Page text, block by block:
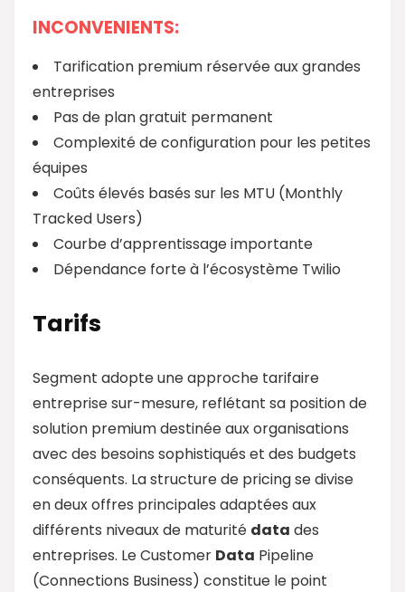
INCONVENIENTS:
Tarification premium réservée aux grandes
entreprises
Pas de plan gratuit permanent
Complexité de configuration pour les petites
équipes
Coûts élevés basés sur les MTU (Monthly
Tracked Users)
Courbe d’apprentissage importante
Dépendance forte à l’écosystème Twilio
Tarifs
Segment adopte une approche tarifaire
entreprise sur-mesure, reflétant sa position de
solution premium destinée aux organisations
avec des besoins sophistiqués et des budgets
conséquents. La structure de pricing se divise
en deux offres principales adaptées aux
différents niveaux de maturité data des
entreprises. Le Customer Data Pipeline
(Connections Business) constitue le point